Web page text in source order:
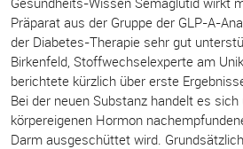
Präparat aus der Gruppe der GLP-A-
der Diabetes-Therapie sehr gut
Birkenfeld, Stoffwechselexperte am
berichtete kürzlich über erste
Bei der neuen Substanz handelt es
körpereigenen Hormon
Darm ausgeschüttet wird.